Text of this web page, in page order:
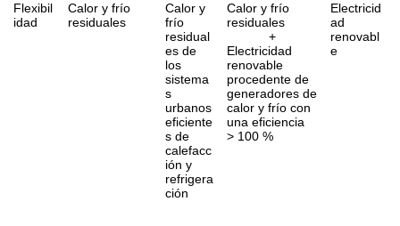
Flexibil
idad
Calor y frío
residuales
Calor y
frío
residual
es de
los
sistema
s
urbanos
eficiente
s de
calefacc
ión y
refrigera
ción
Calor y frío
residuales
+
Electricidad
renovable
procedente de
generadores de
calor y frío con
una eficiencia
> 100 %
Electricid
ad
renovabl
e